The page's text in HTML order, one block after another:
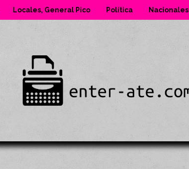
Locales, General Pico Política Nacionales